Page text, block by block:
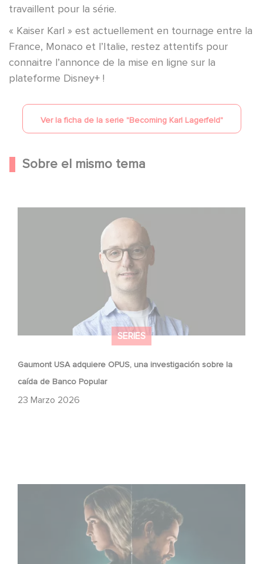
travaillent pour la série.
« Kaiser Karl » est actuellement en tournage entre la
France, Monaco et l’Italie, restez attentifs pour
connaitre l’annonce de la mise en ligne sur la
plateforme Disney+ !
Ver la ficha de la serie "Becoming Karl Lagerfeld"
Sobre el mismo tema
SERIES
Gaumont USA adquiere OPUS, una investigación sobre la
caída de Banco Popular
23 Marzo 2026
la caída de Banco Popular
¡Unfamiliar es N.º 1 en el Top 10 de Netflix de series no